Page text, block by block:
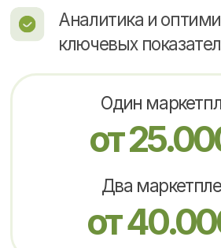
Получить бесплатный
аудит